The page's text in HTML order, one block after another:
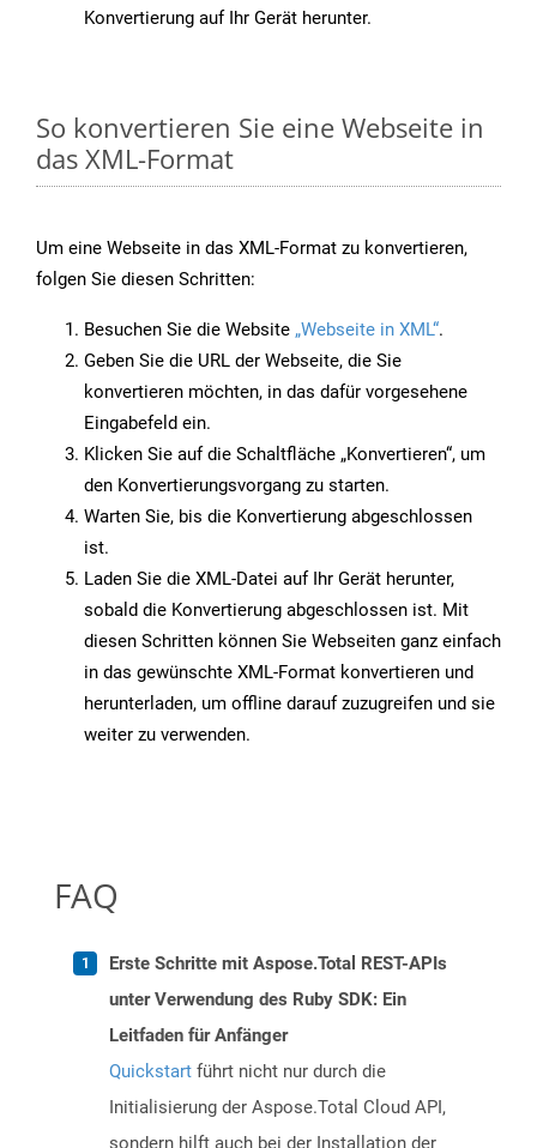
Konvertierung auf Ihr Gerät herunter.
So konvertieren Sie eine Webseite in
das XML-Format
Um eine Webseite in das XML-Format zu konvertieren,
folgen Sie diesen Schritten:
Besuchen Sie die Website „Webseite in XML“.
Geben Sie die URL der Webseite, die Sie
konvertieren möchten, in das dafür vorgesehene
Eingabefeld ein.
Klicken Sie auf die Schaltfläche „Konvertieren“, um
den Konvertierungsvorgang zu starten.
Warten Sie, bis die Konvertierung abgeschlossen
ist.
Laden Sie die XML-Datei auf Ihr Gerät herunter,
sobald die Konvertierung abgeschlossen ist. Mit
diesen Schritten können Sie Webseiten ganz einfach
in das gewünschte XML-Format konvertieren und
herunterladen, um offline darauf zuzugreifen und sie
weiter zu verwenden.
FAQ
Erste Schritte mit Aspose.Total REST-APIs
unter Verwendung des Ruby SDK: Ein
Leitfaden für Anfänger
Quickstart führt nicht nur durch die
Initialisierung der Aspose.Total Cloud API,
sondern hilft auch bei der Installation der